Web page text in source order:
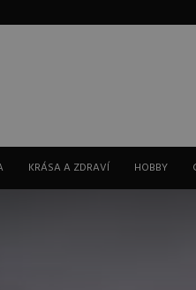
KRÁSA A ZDRAVÍ HOBBY